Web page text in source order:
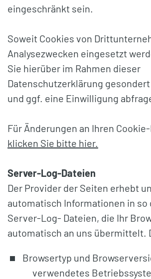
eingeschränkt sein.
Soweit Cookies von
Analysezwecken eingesetzt
Sie hierüber im Rahmen dieser
Datenschutzerklärung
und ggf. eine Einwilligung
Für Änderungen an Ihren
klicken Sie bitte hier.
Server-Log-Dateien
Der Provider der Seiten erhebt
automatisch Informationen in so
Server-Log- Dateien, die Ihr
automatisch an uns übermittelt.
Browsertyp und
verwendetes